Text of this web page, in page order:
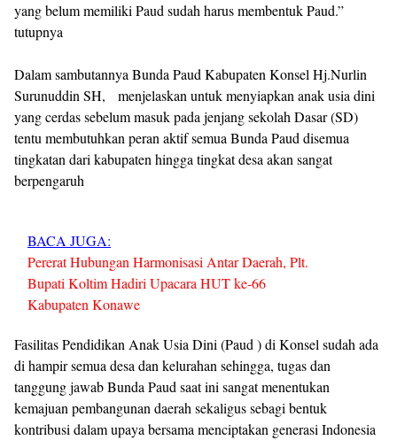
yang belum memiliki Paud sudah harus membentuk Paud.”
tutupnya
Dalam sambutannya Bunda Paud Kabupaten Konsel Hj.Nurlin
Surunuddin SH, menjelaskan untuk menyiapkan anak usia dini
yang cerdas sebelum masuk pada jenjang sekolah Dasar (SD)
tentu membutuhkan peran aktif semua Bunda Paud disemua
tingkatan dari kabupaten hingga tingkat desa akan sangat
berpengaruh
BACA JUGA:
Pererat Hubungan Harmonisasi Antar Daerah, Plt.
Bupati Koltim Hadiri Upacara HUT ke-66
Kabupaten Konawe
Fasilitas Pendidikan Anak Usia Dini (Paud ) di Konsel sudah ada
di hampir semua desa dan kelurahan sehingga, tugas dan
tanggung jawab Bunda Paud saat ini sangat menentukan
kemajuan pembangunan daerah sekaligus sebagi bentuk
kontribusi dalam upaya bersama menciptakan generasi Indonesia